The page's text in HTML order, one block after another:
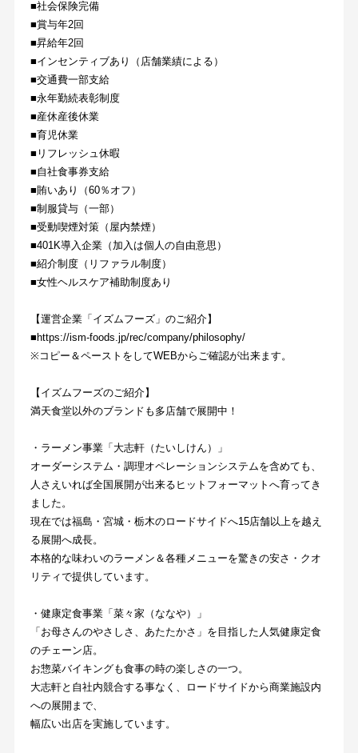
■社会保険完備
■賞与年2回
■昇給年2回
■インセンティブあり（店舗業績による）
■交通費一部支給
■永年勤続表彰制度
■産休産後休業
■育児休業
■リフレッシュ休暇
■自社食事券支給
■賄いあり（60％オフ）
■制服貸与（一部）
■受動喫煙対策（屋内禁煙）
■401K導入企業（加入は個人の自由意思）
■紹介制度（リファラル制度）
■女性ヘルスケア補助制度あり
【運営企業「イズムフーズ」のご紹介】
■https://ism-foods.jp/rec/company/philosophy/
※コピー＆ペーストをしてWEBからご確認が出来ます。
【イズムフーズのご紹介】
満天食堂以外のブランドも多店舗で展開中！
・ラーメン事業「大志軒（たいしけん）」
オーダーシステム・調理オペレーションシステムを含めても、
人さえいれば全国展開が出来るヒットフォーマットへ育ってき
ました。
現在では福島・宮城・栃木のロードサイドへ15店舗以上を越え
る展開へ成長。
本格的な味わいのラーメン＆各種メニューを驚きの安さ・クオ
リティで提供しています。
・健康定食事業「菜々家（ななや）」
「お母さんのやさしさ、あたたかさ」を目指した人気健康定食
のチェーン店。
お惣菜バイキングも食事の時の楽しさの一つ。
大志軒と自社内競合する事なく、ロードサイドから商業施設内
への展開まで、
幅広い出店を実施しています。